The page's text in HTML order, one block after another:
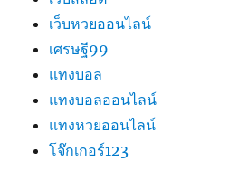
เว็บหวยออนไลน์
เศรษฐี99
แทงบอล
แทงบอลออนไลน์
แทงหวยออนไลน์
โจ๊กเกอร์123